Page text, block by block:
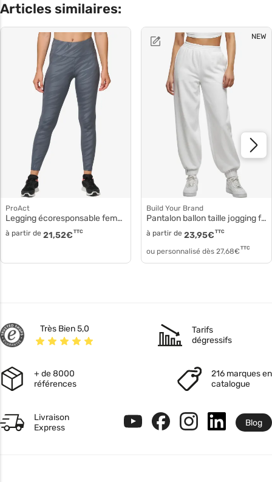
Articles similaires:
ProAct
Legging écoresponsable femme pa1015
à partir de 21,52€ TTC
NEW
Build Your Brand
Pantalon ballon taille jogging femme by265
à partir de 23,95€ TTC
ou personnalisé dès 27,68€ TTC
Très Bien 5,0
Tarifs
dégressifs
+ de 8000
références
216 marques en
catalogue
Livraison
Express
Blog